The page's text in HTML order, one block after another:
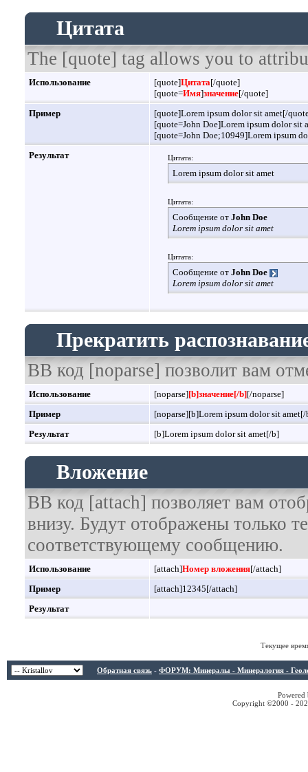
Цитата
The [quote] tag allows you to
Использование [quote]Цитата[/quote]
[quote=Имя]значение[/quote]
Пример
[quote]Lorem ipsum dolor sit amet[/
[quote=John Doe]Lorem ipsum dolor sit
[quote=John Doe;10949]Lorem ipsum
Результат
Цитата:
Lorem ipsum dolor sit amet
Цитата:
Сообщение от John Doe
Lorem ipsum dolor sit amet
Цитата:
Сообщение от John Doe
Lorem ipsum dolor sit amet
Прекратить
BB код [noparse] позволит вам
Использование [noparse][b]значение[/b][/noparse]
Пример
[noparse][b]Lorem ipsum dolor sit
Результат
[b]Lorem ipsum dolor sit amet[/b]
Вложение
BB код [attach] позволяет вам
внизу. Будут отображены только
соответствующему сообщению.
Использование [attach]Номер вложения[/attach]
Пример
[attach]12345[/attach]
Результат
Текущее
Обратная связь - ФОРУМ: Минералы - Минералогия -
Copyright ©2000 -